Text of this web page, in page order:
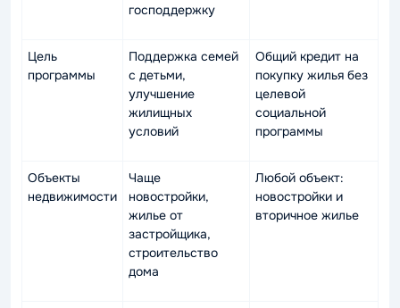
господдержку
Цель
программы
Поддержка семей
с детьми,
улучшение
жилищных
условий
Общий кредит на
покупку жилья без
целевой
социальной
программы
Объекты
недвижимости
Чаще
новостройки,
жилье от
застройщика,
строительство
дома
Любой объект:
новостройки и
вторичное жилье